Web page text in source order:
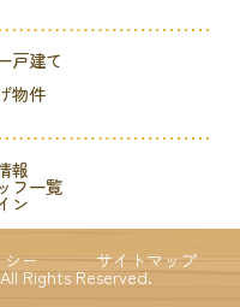
戸建て
物件
報
フ一覧
ン
ー サイトマップ
Rights Reserved.